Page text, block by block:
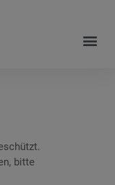
bitte